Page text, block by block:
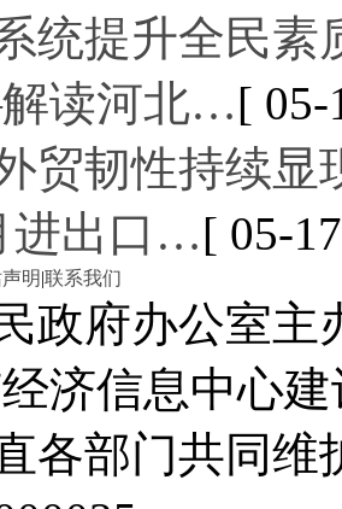
统提升全民素
读河北…[ 05-
贸韧性持续显
进出口…[ 05-
明|联系我们
政府办公室
济信息中心建
各部门共同